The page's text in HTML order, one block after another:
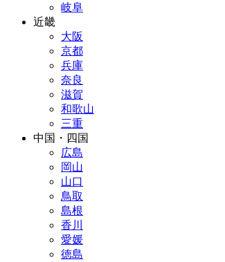
岐阜
近畿
大阪
京都
兵庫
奈良
滋賀
和歌山
三重
中国・四国
広島
岡山
山口
鳥取
島根
香川
愛媛
徳島